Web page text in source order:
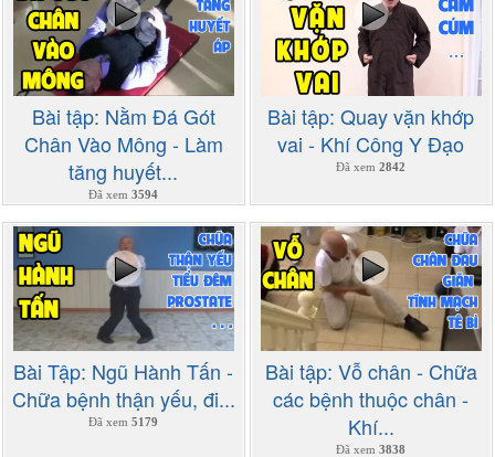
Bài tập: Nằm Đá Gót
Chân Vào Mông - Làm
tăng huyết...
Đã xem3594
Bài tập: Quay vặn khớp
vai - Khí Công Y Đạo
Đã xem2842
Bài Tập: Ngũ Hành Tấn -
Chữa bệnh thận yếu, đi...
Đã xem5179
Bài tập: Vỗ chân - Chữa
các bệnh thuộc chân -
Khí...
Đã xem3838